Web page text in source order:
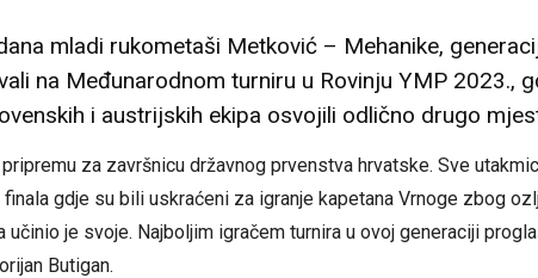
mladi rukometaši Metković – Mehanike,
na Međunarodnom turniru u Rovinju YMP 2023.,
i austrijskih ekipa osvojili odlično drugo
za završnicu državnog prvenstva hrvatske. Sve
gdje su bili uskraćeni za igranje kapetana Vrnoge zbog
učinio je svoje. Najboljim igračem turnira u ovoj generaciji
Butigan.